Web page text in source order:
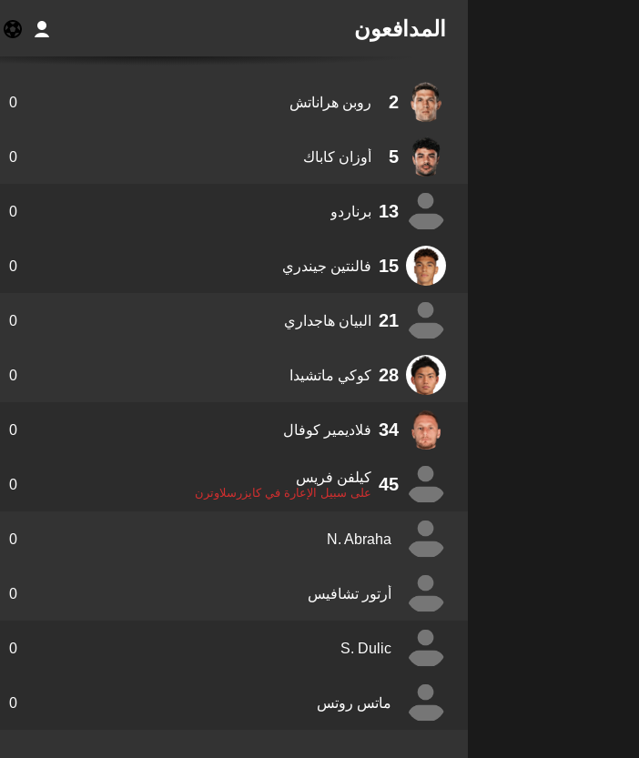
المدافعون
2 روبن هراناتش 0
5 أوزان كاباك 0
13 برناردو 0
15 فالنتين جيندري 0
21 البيان هاجداري 0
28 كوكي ماتشيدا 0
34 فلاديمير كوفال 0
45 كيلفن فريس
على سبيل الإعارة في كايزرسلاوترن
0
N. Abraha
0
أرتور تشافيس 0
S. Dulic
0
ماتس روتس 0